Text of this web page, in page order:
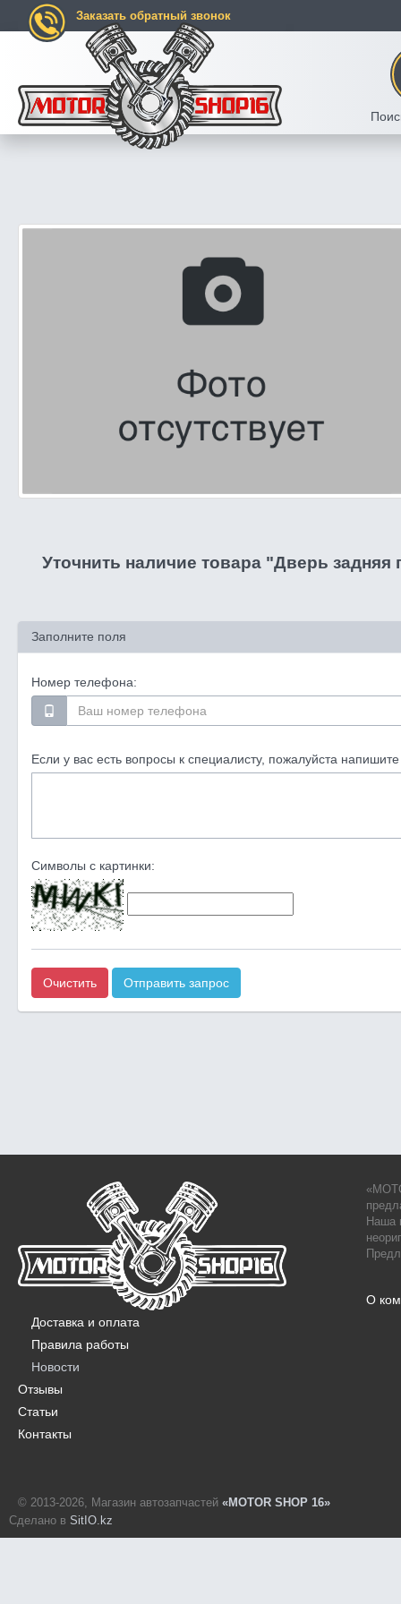
Заказать обратный звонок
Уточнить наличие товара "Дверь задняя
Заполните поля
Номер телефона:
Если у вас есть вопросы к специалисту, пожалуйста напишите
Символы с картинки:
Очистить Отправить запрос
Наша
О
Доставка и оплата
Правила работы
Новости
Отзывы
Статьи
Контакты
© 2013-2026, Магазин автозапчастей «MOTOR SHOP 16»
Сделано в SitIO.kz